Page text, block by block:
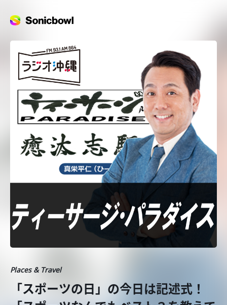
Places & Travel
「スポーツの日」の今日は記述式！